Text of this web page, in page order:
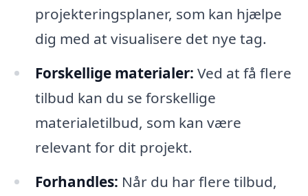
projekteringsplaner, som kan hjælpe
dig med at visualisere det nye tag.
Forskellige materialer: Ved at få flere
tilbud kan du se forskellige
materialetilbud, som kan være
relevant for dit projekt.
Forhandles: Når du har flere tilbud,